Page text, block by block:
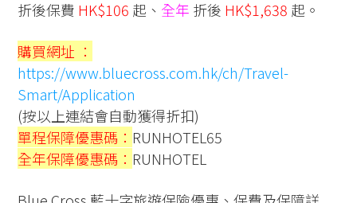
折後保費 HK$106 起、 全年 折後 HK$1,638 起。
購買網址 ：
https://www.bluecross.com.hk/ch/Travel-
Smart/Application
(按以上連結會自動獲得折扣)
單程保障優惠碼： RUNHOTEL65
全年保障優惠碼： RUNHOTEL